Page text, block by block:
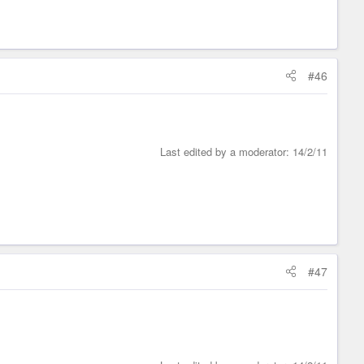
#46
Last edited by a moderator: 14/2/11
#47